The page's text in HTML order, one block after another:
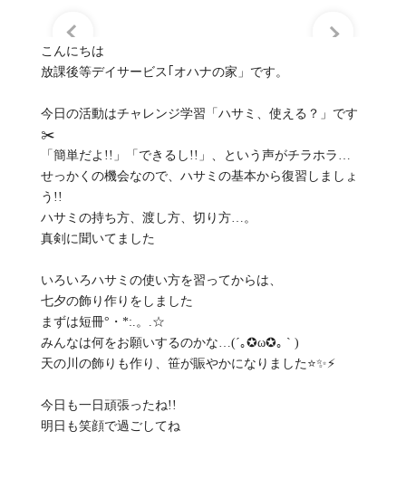
こんにちは
放課後等デイサービス｢オハナの家」です。
今日の活動はチャレンジ学習「ハサミ、使える？」です
✂️
「簡単だよ!!」「できるし!!」、という声がチラホラ…
せっかくの機会なので、ハサミの基本から復習しましょ
う!!
ハサミの持ち方、渡し方、切り方…。
真剣に聞いてました
いろいろハサミの使い方を習ってからは、
七夕の飾り作りをしました
まずは短冊°・*:.。.☆
みんなは何をお願いするのかな…(´｡✪ω✪｡ ` )
天の川の飾りも作り、笹が賑やかになりました⭐️✨⚡️
今日も一日頑張ったね!!
明日も笑顔で過ごしてね︎